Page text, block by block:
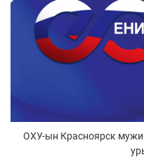
ОХУ-ын Красноярск